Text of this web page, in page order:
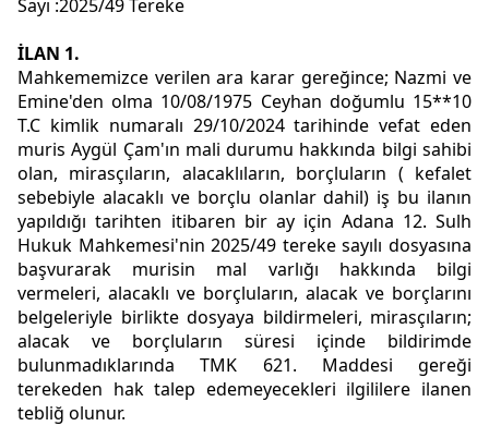
Sayı :2025/49 Tereke
İLAN 1.
Mahkememizce verilen ara karar gereğince; Nazmi ve
Emine'den olma 10/08/1975 Ceyhan doğumlu 15**10
T.C kimlik numaralı 29/10/2024 tarihinde vefat eden
muris Aygül Çam'ın mali durumu hakkında bilgi sahibi
olan, mirasçıların, alacaklıların, borçluların ( kefalet
sebebiyle alacaklı ve borçlu olanlar dahil) iş bu ilanın
yapıldığı tarihten itibaren bir ay için Adana 12. Sulh
Hukuk Mahkemesi'nin 2025/49 tereke sayılı dosyasına
başvurarak murisin mal varlığı hakkında bilgi
vermeleri, alacaklı ve borçluların, alacak ve borçlarını
belgeleriyle birlikte dosyaya bildirmeleri, mirasçıların;
alacak ve borçluların süresi içinde bildirimde
bulunmadıklarında TMK 621. Maddesi gereği
terekeden hak talep edemeyecekleri ilgililere ilanen
tebliğ olunur.